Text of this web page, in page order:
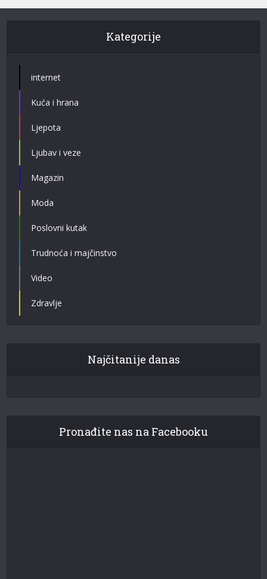
Kategorije
internet
Kuća i hrana
Ljepota
Ljubav i veze
Magazin
Moda
Poslovni kutak
Trudnoća i majčinstvo
Video
Zdravlje
Najčitanije danas
Pronađite nas na Facebooku